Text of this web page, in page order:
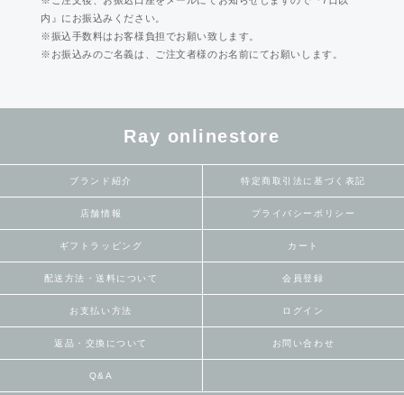
内』にお振込みください。
※振込手数料はお客様負担でお願い致します。
※お振込みのご名義は、ご注文者様のお名前にてお願いします。
Ray onlinestore
ブランド紹介
店舗情報
ギフトラッピング
配送方法・送料について
お支払い方法
返品・交換について
Q&A
特定商取引法に基づく表記
プライバシーポリシー
カート
会員登録
ログイン
お問い合わせ